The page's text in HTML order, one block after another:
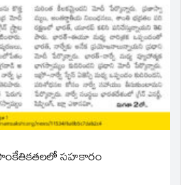
సహకారం